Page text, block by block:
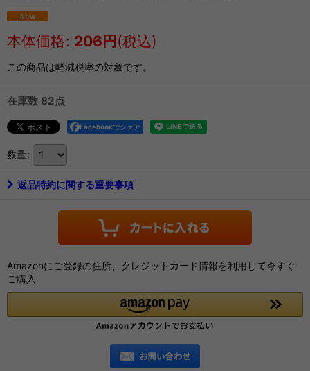
本体価格: 206 円 (税込)
この商品は軽減税率の対象です。
在庫数 82点
Facebookでシェア
数量:
返品特約に関する重要事項
Amazonにご登録の住所、クレジットカード情報を利用して今すぐ
ご購入